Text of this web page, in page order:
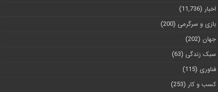
اخبار (11,736)
بازی و سرگرمی (200)
جهان (202)
سبک زندگی (63)
فناوری (115)
کسب و کار (253)